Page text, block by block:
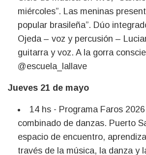
miércoles”. Las meninas
popular brasileña”. Dúo
Ojeda – voz y percusión –
guitarra y voz. A la gorra
@escuela_lallave
Jueves 21 de mayo
14 hs - Programa Faros
combinado de danzas. Puerto
espacio de encuentro,
través de la música, la danza y